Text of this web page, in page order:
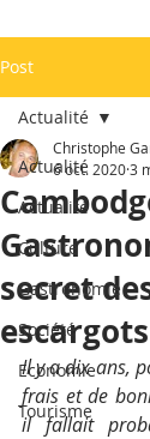
Post
Actualité
Actualité
Culture
Gastronomie
Société
Economie
Tourisme
Actualité
secret
Christophe
6 oct. 20203
Il y a dix ans,
frais et de
il fallait